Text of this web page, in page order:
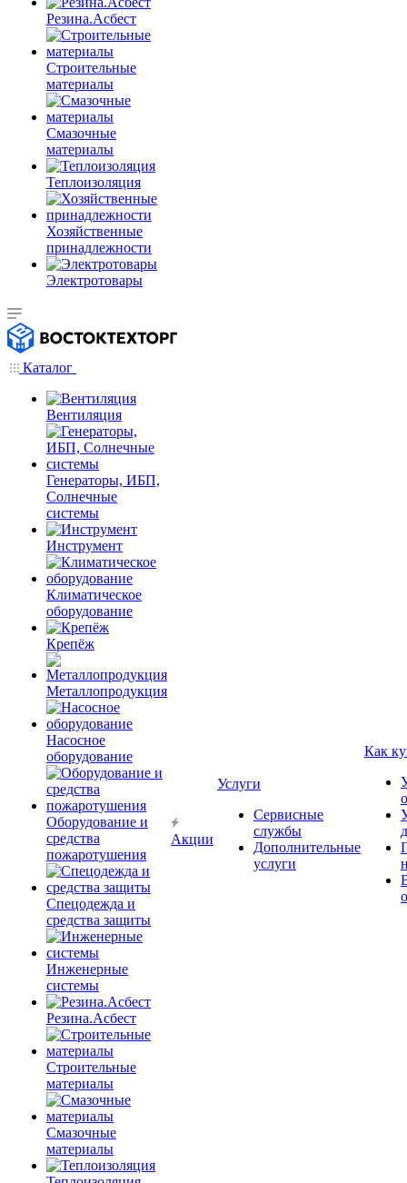
Резина.Асбест
Строительные
материалы
Смазочные
материалы
Теплоизоляция
Хозяйственные
принадлежности
Электротовары
Каталог
Вентиляция
Генераторы, ИБП,
Солнечные
системы
Инструмент
Климатическое
оборудование
Крепёж
Металлопродукция
Насосное
оборудование
Оборудование и
средства
пожаротушения
Спецодежда и
средства защиты
Инженерные
системы
Резина.Асбест
Строительные
материалы
Смазочные
материалы
Акции
Услуги
Сервисные
службы
Дополнительные
услуги
Как